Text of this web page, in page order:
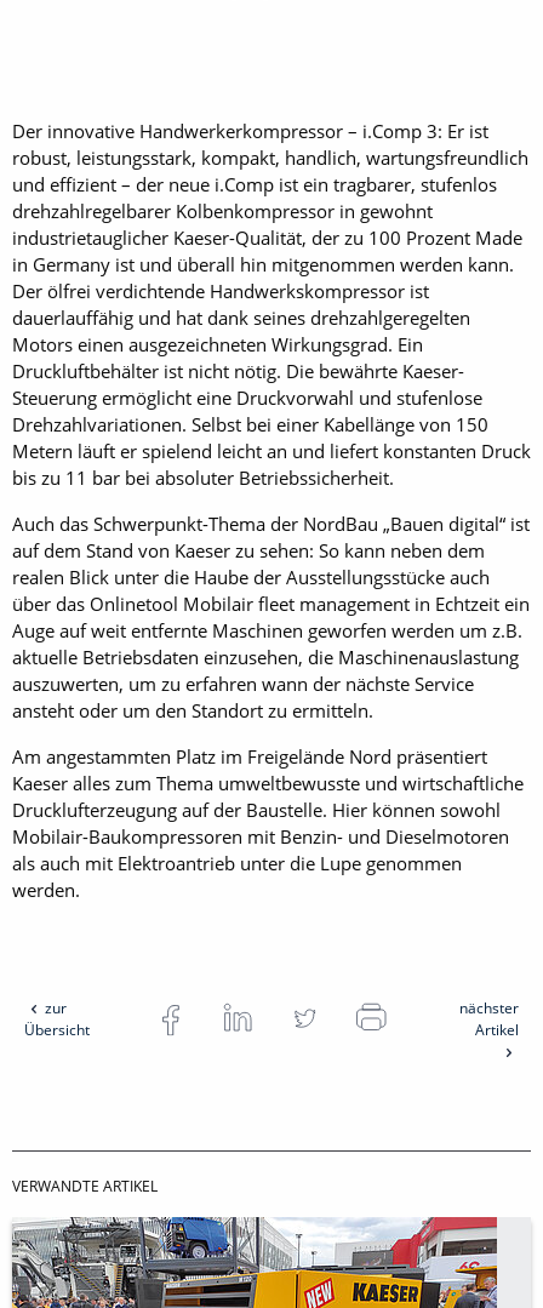
Der innovative Handwerkerkompressor – i.Comp 3: Er ist
robust, leistungsstark, kompakt, handlich, wartungsfreundlich
und effizient – der neue i.Comp ist ein tragbarer, stufenlos
drehzahlregelbarer Kolbenkompressor in gewohnt
industrietauglicher Kaeser-Qualität, der zu 100 Prozent Made
in Germany ist und überall hin mitgenommen werden kann.
Der ölfrei verdichtende Handwerkskompressor ist
dauerlauffähig und hat dank seines drehzahlgeregelten
Motors einen ausgezeichneten Wirkungsgrad. Ein
Druckluftbehälter ist nicht nötig. Die bewährte Kaeser-
Steuerung ermöglicht eine Druckvorwahl und stufenlose
Drehzahlvariationen. Selbst bei einer Kabellänge von 150
Metern läuft er spielend leicht an und liefert konstanten Druck
bis zu 11 bar bei absoluter Betriebssicherheit.
Auch das Schwerpunkt-Thema der NordBau „Bauen digital“ ist
auf dem Stand von Kaeser zu sehen: So kann neben dem
realen Blick unter die Haube der Ausstellungsstücke auch
über das Onlinetool Mobilair fleet management in Echtzeit ein
Auge auf weit entfernte Maschinen geworfen werden um z.B.
aktuelle Betriebsdaten einzusehen, die Maschinenauslastung
auszuwerten, um zu erfahren wann der nächste Service
ansteht oder um den Standort zu ermitteln.
Am angestammten Platz im Freigelände Nord präsentiert
Kaeser alles zum Thema umweltbewusste und wirtschaftliche
Drucklufterzeugung auf der Baustelle. Hier können sowohl
Mobilair-Baukompressoren mit Benzin- und Dieselmotoren
als auch mit Elektroantrieb unter die Lupe genommen
werden.
zur
Übersicht
nächster
Artikel
VERWANDTE ARTIKEL